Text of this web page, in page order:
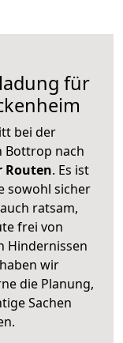
für
bei der
Bottrop nach
Routen. Es ist
sowohl sicher
ratsam,
frei von
Hindernissen
wir
die Planung,
Sachen